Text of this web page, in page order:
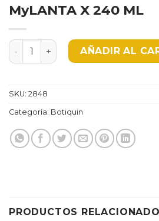
MyLANTA X 240 ML
MyLANTA X 240 ML cantidad
AÑADIR AL
SKU: 2848
Categoría: Botiquin
PRODUCTOS